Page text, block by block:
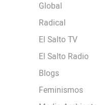
Global
Radical
El Salto TV
El Salto Radio
Blogs
Feminismos